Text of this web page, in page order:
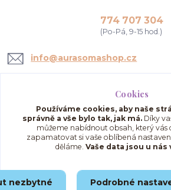
774 707 304
(Po-Pá, 9-15 hod.)
info@aurasomashop.cz
Upravit sběr cookies.
© 2025 AuraSomaShop.cz – provozovatel Simply
Cookies
Používáme cookies, aby naše
správně a vše bylo tak, jak má. Díky
můžeme nabídnout obsah, který vás
zapamatovat si vaše oblíbená
děláme. Vaše data jsou u nás
nezbytné Podrobné